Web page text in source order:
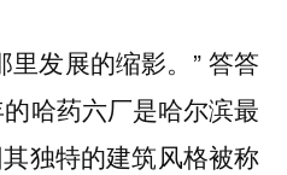
里发展的缩影。” 答答
哈药六厂是哈尔滨最
独特的建筑风格被称